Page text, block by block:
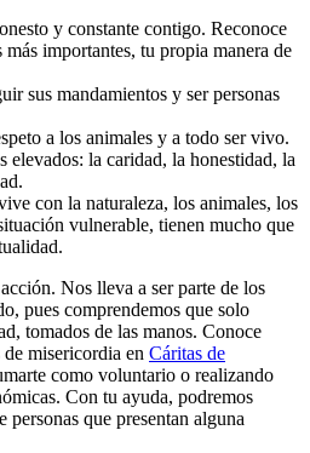
y constante contigo. Reconoce
más importantes, tu propia manera de
sus mandamientos y ser personas
a los animales y a todo ser vivo.
elevados: la caridad, la honestidad, la
con la naturaleza, los animales, los
vulnerable, tienen mucho que
Nos lleva a ser parte de los
pues comprendemos que solo
tomados de las manos. Conoce
misericordia en Cáritas de
como voluntario o realizando
Con tu ayuda, podremos
que presentan alguna